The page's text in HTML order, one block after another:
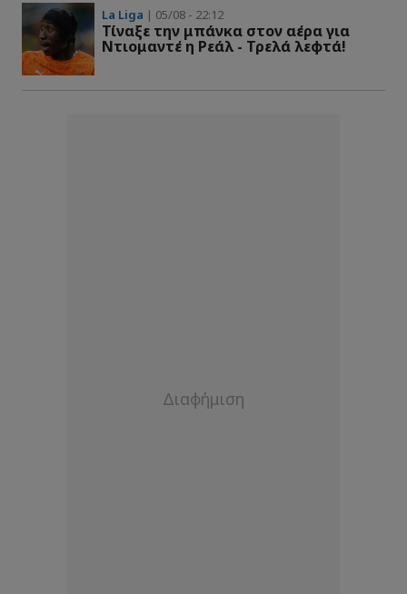
La Liga | 05/08 - 22:12
Τίναξε την μπάνκα στον αέρα για
Ντιομαντέ η Ρεάλ - Τρελά λεφτά!